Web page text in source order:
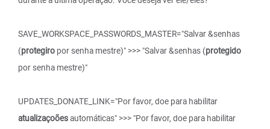
SAVE_WORKSPACE_PASSWORDS_MASTER="Salvar &senhas
(protegiro por senha mestre)" >>> "Salvar &senhas (protegido
por senha mestre)"
UPDATES_DONATE_LINK="Por favor, doe para habilitar
atualizaçoõesautomáticas" >>> "Por favor, doe para habilitar